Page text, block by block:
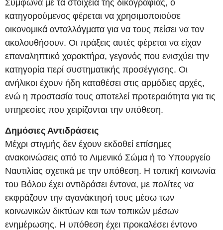
Σύμφωνα με τα στοιχεία της δικογραφίας, ο
κατηγορούμενος φέρεται να χρησιμοποιούσε
οικονομικά ανταλλάγματα για να τους πείσει να τον
ακολουθήσουν. Οι πράξεις αυτές φέρεται να είχαν
επαναληπτικό χαρακτήρα, γεγονός που ενισχύει την
κατηγορία περί συστηματικής προσέγγισης. Οι
ανήλικοι έχουν ήδη καταθέσει στις αρμόδιες αρχές,
ενώ η προστασία τους αποτελεί προτεραιότητα για τις
υπηρεσίες που χειρίζονται την υπόθεση.
Δημόσιες Αντιδράσεις
Μέχρι στιγμής δεν έχουν εκδοθεί επίσημες
ανακοινώσεις από το Λιμενικό Σώμα ή το Υπουργείο
Ναυτιλίας σχετικά με την υπόθεση. Η τοπική κοινωνία
του Βόλου έχει αντιδράσει έντονα, με πολίτες να
εκφράζουν την αγανάκτησή τους μέσω των
κοινωνικών δικτύων και των τοπικών μέσων
ενημέρωσης. Η υπόθεση έχει προκαλέσει έντονο